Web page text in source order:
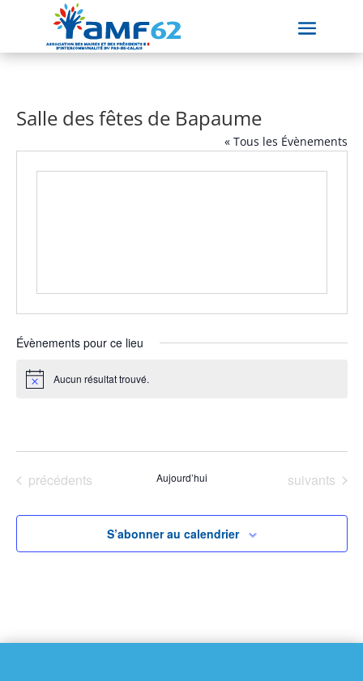
Salle des fêtes de Bapaume
« Tous les Évènements
Évènements pour ce lieu
Notice Aucun résultat trouvé.
date.Évènements
précédents Aujourd’hui Évènements
suivants
S’abonner au calendrier